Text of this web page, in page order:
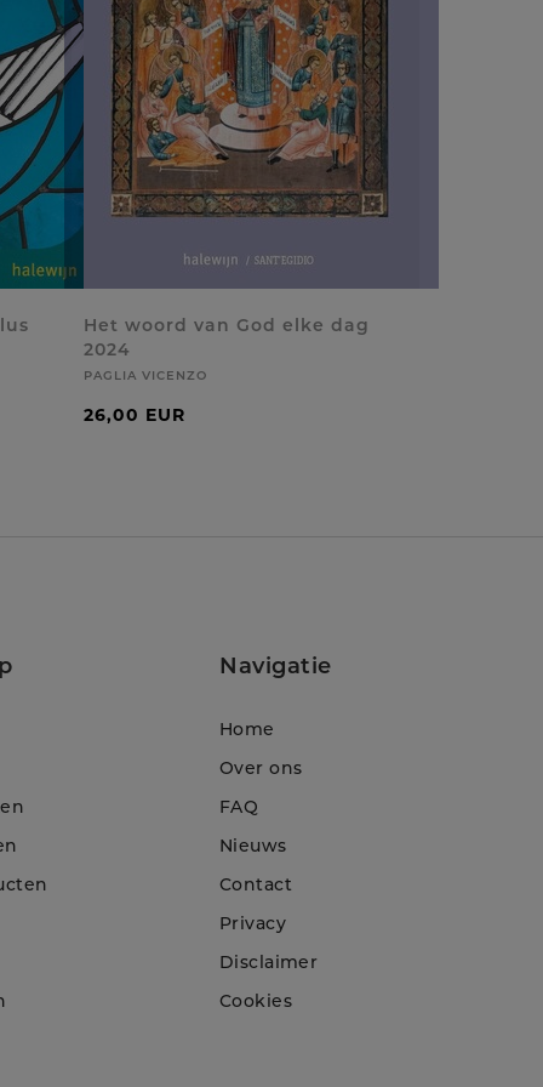
Het woord van God elke dag
2024
PAGLIA VICENZO
26,00 EUR
Navigatie
Home
Over ons
FAQ
Nieuws
Contact
Privacy
Disclaimer
Cookies